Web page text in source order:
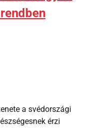
a svédországi
érzi